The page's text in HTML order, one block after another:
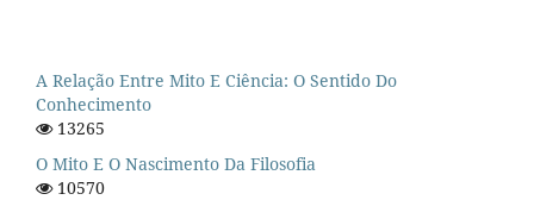
A Relação Entre Mito E Ciência: O Sentido Do
Conhecimento
13265
O Mito E O Nascimento Da Filosofia
10570